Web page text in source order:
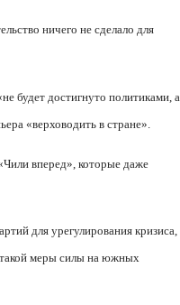
ничего не сделало для
будет достигнуто политиками, а
«верховодить в стране».
вперед», которые даже
для урегулирования кризиса,
такой меры силы на южных